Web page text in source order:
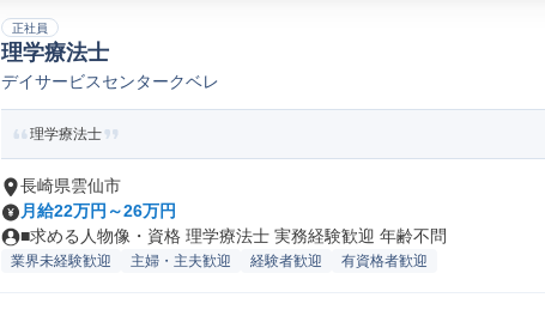
正社員
理学療法士
デイサービスセンタークベレ
理学療法士
長崎県雲仙市
月給22万円～26万円
■求める人物像・資格 理学療法士 実務経験歓迎 年齢不問
業界未経験歓迎 主婦・主夫歓迎 経験者歓迎 有資格者歓迎